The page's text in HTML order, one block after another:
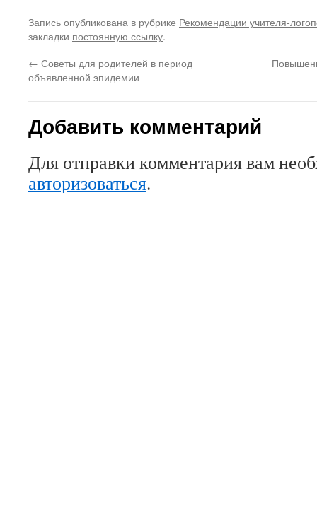
Запись опубликована в рубрике Рекомендации учителя-
закладки постоянную ссылку.
← Советы для родителей в период
объявленной эпидемии
Добавить комментарий
Для отправки комментария вам
авторизоваться.